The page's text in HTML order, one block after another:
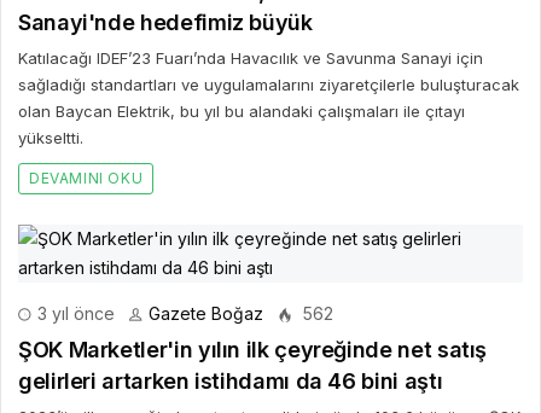
Sanayi'nde hedefimiz büyük
Katılacağı IDEF’23 Fuarı’nda Havacılık ve Savunma Sanayi için
sağladığı standartları ve uygulamalarını ziyaretçilerle buluşturacak
olan Baycan Elektrik, bu yıl bu alandaki çalışmaları ile çıtayı
yükseltti.
DEVAMINI OKU
3 yıl önce Gazete Boğaz 562
ŞOK Marketler'in yılın ilk çeyreğinde net satış
gelirleri artarken istihdamı da 46 bini aştı